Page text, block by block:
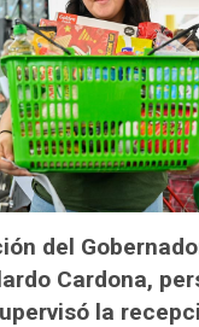
del
Cardona,
la